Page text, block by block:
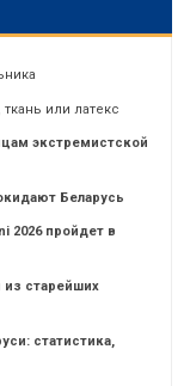
или латекс
экстремистской
Беларусь
2026 пройдет в
старейших
статистика,